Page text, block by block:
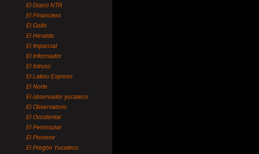
El Diario NTR
El Financiero
El Golfo
El Heraldo
El Imparcial
El Informador
El Intruso
El Latino Expreso
El Norte
El observador yucateco
El Observatorio
El Occidental
El Peninsular
El Porvenir
El Pregón Yucateco